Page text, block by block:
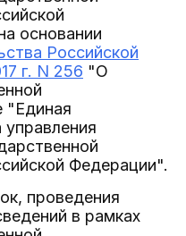
основании
Российской
г. N 256 "О
"Единая
Федерации".
проведения
в рамках